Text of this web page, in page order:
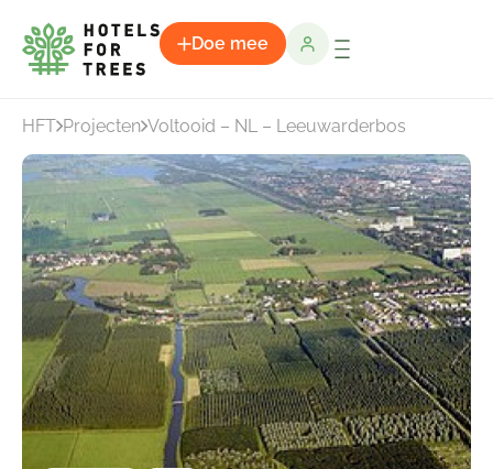
Doe mee
HFT Projecten Voltooid – NL – Leeuwarderbos